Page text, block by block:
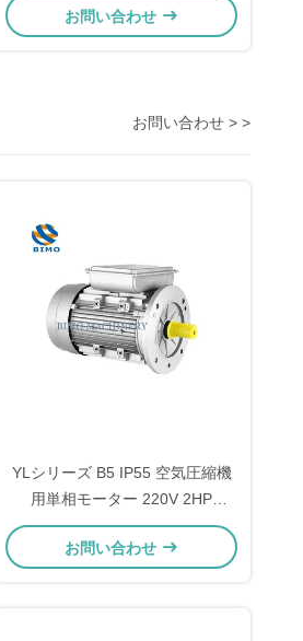
お問い合わせ
お問い合わせ > >
YLシリーズ B5 IP55 空気圧縮機
用単相モーター 220V 2HP
1400rmp
お問い合わせ